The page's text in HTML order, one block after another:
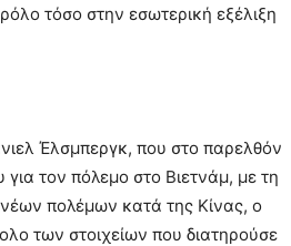
τόσο στην εσωτερική εξέλιξη
Έλσμπεργκ, που στο παρελθόν
τον πόλεμο στο Βιετνάμ, με τη
πολέμων κατά της Κίνας, ο
των στοιχείων που διατηρούσε